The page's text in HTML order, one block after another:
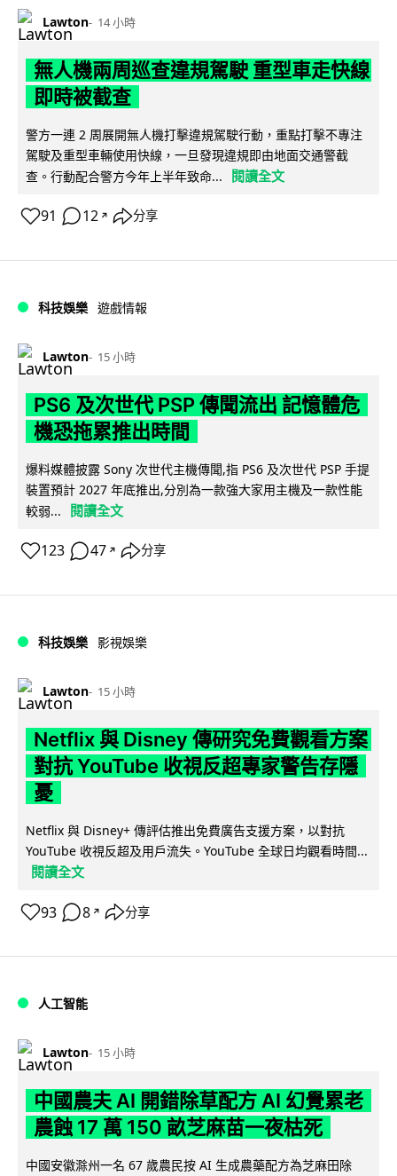
Lawton 14 小時
無人機兩周巡查違規駕駛 重型車走快線
即時被截查
警方一連 2 周展開無人機打擊違規駕駛行動，重點打擊不專注
駕駛及重型車輛使用快線，一旦發現違規即由地面交通警截
查。行動配合警方今年上半年致命...
閱讀全文
91 12 ↗ 分享
科技娛樂 遊戲情報
Lawton 15 小時
PS6 及次世代 PSP 傳聞流出 記憶體危
機恐拖累推出時間
爆料媒體披露 Sony 次世代主機傳聞,指 PS6 及次世代 PSP 手提
裝置預計 2027 年底推出,分別為一款強大家用主機及一款性能
較弱...
閱讀全文
123 47 ↗ 分享
科技娛樂 影視娛樂
Lawton 15 小時
Netflix 與 Disney 傳研究免費觀看方案
對抗 YouTube 收視反超專家警告存隱
憂
Netflix 與 Disney+ 傳評估推出免費廣告支援方案，以對抗
YouTube 收視反超及用戶流失。YouTube 全球日均觀看時間...
閱讀全文
93 8 ↗ 分享
人工智能
Lawton 15 小時
中國農夫 AI 開錯除草配方 AI 幻覺累老
農蝕 17 萬 150 畝芝麻苗一夜枯死
中國安徽滁州一名 67 歲農民按 AI 生成農藥配方為芝麻田除